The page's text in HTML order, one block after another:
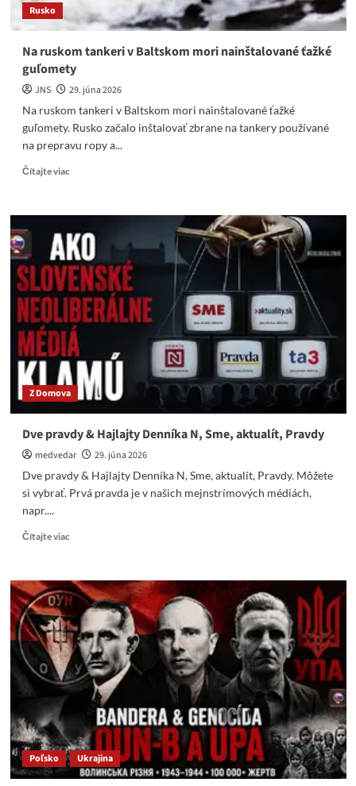
Rusko
Na ruskom tankeri v Baltskom mori nainštalované ťažké
guľomety
JNS
29. júna 2026
Na ruskom tankeri v Baltskom mori nainštalované ťažké
guľomety. Rusko začalo inštalovať zbrane na tankery používané
na prepravu ropy a...
Čítajte viacRead
Na
tankeri
v
Baltskom
mori
nainštalované
ťažké
guľomety
Z Domova
Dve pravdy & Hajlajty Denníka N, Sme, aktualít, Pravdy
medvedar
29. júna 2026
Dve pravdy & Hajlajty Denníka N, Sme, aktualít, Pravdy. Môžete
si vybrať. Prvá pravda je v našich mejnstrímových médiách,
napr....
Čítajte viacRead
Dve
pravdy
&
Hajlajty
Denníka
N,
Sme,
aktualít,
Pravdy
Poľsko Ukrajina